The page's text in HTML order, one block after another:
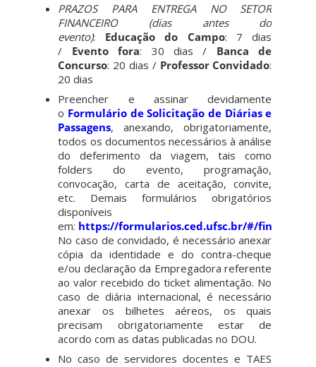
PRAZOS PARA ENTREGA NO SETOR
FINANCEIRO (dias antes do
evento): Educação do Campo: 7 dias
/ Evento fora: 30 dias / Banca de
Concurso: 20 dias / Professor Convidado:
20 dias
Preencher e assinar devidamente
o Formulário de Solicitação de Diárias e
Passagens, anexando, obrigatoriamente,
todos os documentos necessários à análise
do deferimento da viagem, tais como
folders do evento, programação,
convocação, carta de aceitação, convite,
etc. Demais formulários obrigatórios
disponíveis
em: https://formularios.ced.ufsc.br/#/
No caso de convidado, é necessário anexar
cópia da identidade e do contra-cheque
e/ou declaração da Empregadora referente
ao valor recebido do ticket alimentação. No
caso de diária internacional, é necessário
anexar os bilhetes aéreos, os quais
precisam obrigatoriamente estar de
acordo com as datas publicadas no DOU.
No caso de servidores docentes e TAES